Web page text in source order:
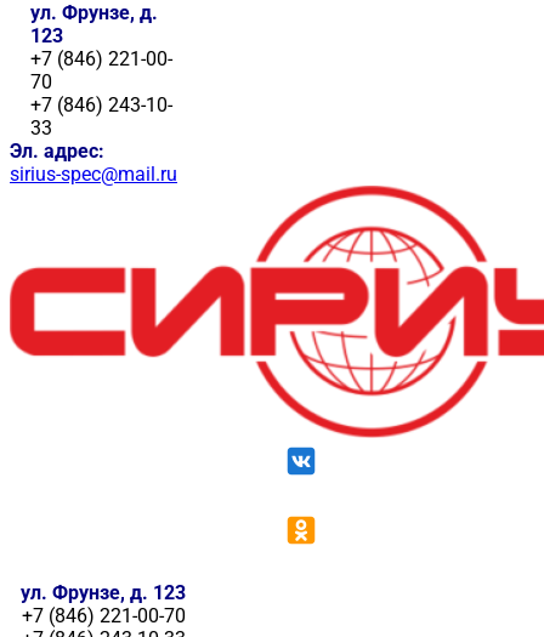
ул. Фрунзе, д.
123
+7 (846) 221-00-
70
+7 (846) 243-10-
33
Эл. адрес:
sirius-spec@mail.ru
ул. Фрунзе, д. 123
+7 (846) 221-00-70